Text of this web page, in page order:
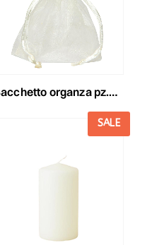
sacchetto organza pz.1012x9 cm avorio
SALE